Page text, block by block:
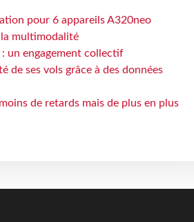
pour 6 appareils A320neo
multimodalité
: un engagement collectif
de ses vols grâce à des données
de retards mais de plus en plus